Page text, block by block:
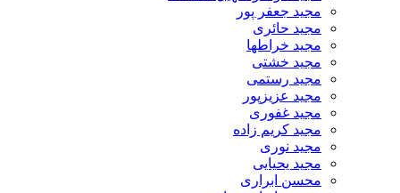
مجید جعفر پور
مجید حائری
مجید خراطها
مجید خشتی
مجید رستمی
مجید عزیزپور
مجید غفوری
مجید کریم زاده
مجید نوری
مجید یحیایی
محسن ابراری